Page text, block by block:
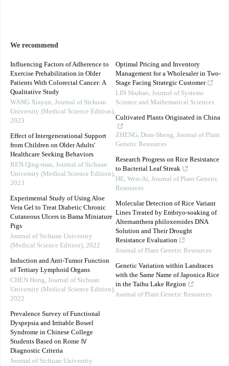
We recommend
Influencing Factors of Adherence to
Exercise Prehabilitation in Older
Patients With Colorectal Cancer: A
Qualitative Study
WANG Xiayun, Journal of Sichuan
University (Medical Science Edition),
2023
Effect of Intergenerational Support
from Children on Older Adults'
Healthcare Seeking Behaviors
REN Qing-man, Journal of Sichuan
University (Medical Science Edition),
2023
Experimental Study of Using Aloe
Vera Gel to Treat Diabetic Chronic
Cutaneous Ulcers in Bama Miniature
Pigs
Journal of Sichuan University
(Medical Science Edition), 2022
Induction and Anti-Tumor Function
of Tertiary Lymphoid Organs
CHEN Hong, Journal of Sichuan
University (Medical Science Edition),
2022
Prevalence Survey of Functional
Dyspepsia and Irritable Bowel
Syndrome in Chinese College
Students Based on Rome Ⅳ
Diagnostic Criteria
Journal of Sichuan University
Optimal Pricing and Inventory
Management for a Wholesaler in Two-
Stage Facing Strategic Customer
LIN Shuhao, Journal of Systems
Science and Mathematical Sciences
Cultivated Plants Originated in China
ZHENG, Dian-Sheng, Journal of Plant
Genetic Resources
Research Progress on Rice Resistance
to Bacterial Leaf Streak
HE, Wen-Ai, Journal of Plant Genetic
Resources
Molecular Detection of Rice Variant
Lines Treated by Embryo-soaking of
Alternanthera philoxeroides DNA
Solution and Their Drought
Resistance Evaluation
Journal of Plant Genetic Resources
Genetic Variation within Landraces
with the Same Name of Japonica Rice
in the Taihu Lake Region
Journal of Plant Genetic Resources